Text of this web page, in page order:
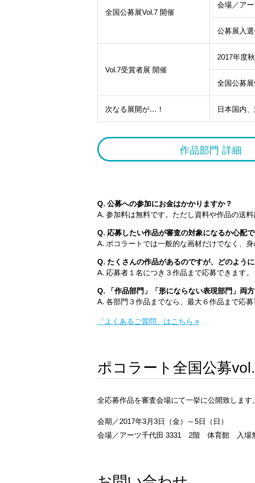
全国公募展Vol.7 開催
会場／ア
公募展入
Vol.7受賞者展 開催
2017年度
全国公募
次なる展開が…！ 日本国内
作品部門 詳細
Q. 公募への参加にお金はかかりますか？
A. 参加料は無料です。ただし資料や作品の送料
Q. 応募したい作品が審査の対象になるか心配で
A. ポコラートでは一般的な画材だけでなく、
Q. たくさんの作品があるのですが、どのよう
A. 応募者１名につき３作品まで応募できます
Q. 「作品部門」「形にならない表現部門」両
A. 各部門３作品までなら、最大６作品まで応募
「よくあるご質問」はこちら »
ポコラート全国公募
全応募作品を審査会場にて一挙に公開致しま
会期／2017年3月3日（金）～5日（日）
会場／アーツ千代田 3331 2階 体育館 入場